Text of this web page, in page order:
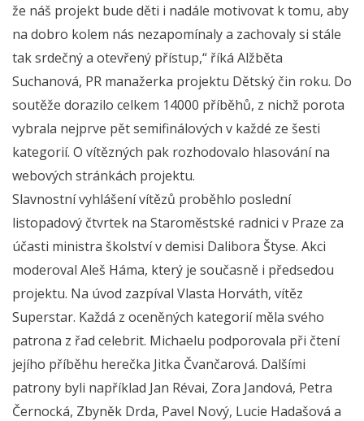
že náš projekt bude děti i nadále motivovat k tomu, aby
na dobro kolem nás nezapomínaly a zachovaly si stále
tak srdečný a otevřený přístup,“ říká Alžběta
Suchanová, PR manažerka projektu Dětský čin roku. Do
soutěže dorazilo celkem 14000 příběhů, z nichž porota
vybrala nejprve pět semifinálových v každé ze šesti
kategorií. O vítězných pak rozhodovalo hlasování na
webových stránkách projektu.
Slavnostní vyhlášení vítězů proběhlo poslední
listopadový čtvrtek na Staroměstské radnici v Praze za
účasti ministra školství v demisi Dalibora Štyse. Akci
moderoval Aleš Háma, který je současně i předsedou
projektu. Na úvod zazpíval Vlasta Horváth, vítěz
Superstar. Každá z oceněných kategorií měla svého
patrona z řad celebrit. Michaelu podporovala při čtení
jejího příběhu herečka Jitka Čvančarová. Dalšími
patrony byli například Jan Révai, Zora Jandová, Petra
Černocká, Zbyněk Drda, Pavel Nový, Lucie Hadašová a